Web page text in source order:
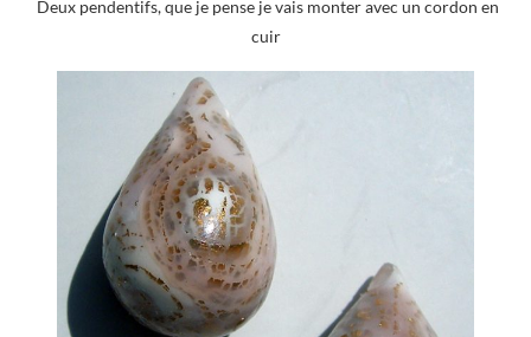
Deux pendentifs, que je pense je vais monter avec un cordon en
cuir